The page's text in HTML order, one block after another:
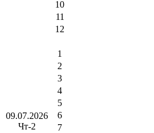
10
11
12
09.07.2026
Чт-2
1
2
3
4
5
6
7